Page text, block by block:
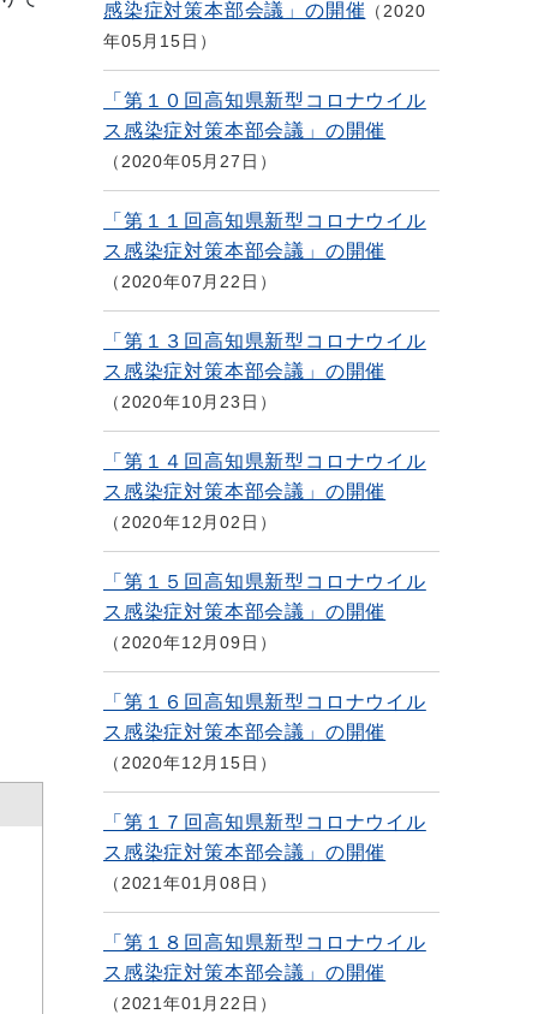
感染症対策本部会議」の開催
2020
年05月15日
「第１０回高知県新型コロナウイル
ス感染症対策本部会議」の開催
2020年05月27日
「第１１回高知県新型コロナウイル
ス感染症対策本部会議」の開催
2020年07月22日
「第１３回高知県新型コロナウイル
ス感染症対策本部会議」の開催
2020年10月23日
「第１４回高知県新型コロナウイル
ス感染症対策本部会議」の開催
2020年12月02日
「第１５回高知県新型コロナウイル
ス感染症対策本部会議」の開催
2020年12月09日
「第１６回高知県新型コロナウイル
ス感染症対策本部会議」の開催
2020年12月15日
「第１７回高知県新型コロナウイル
ス感染症対策本部会議」の開催
2021年01月08日
「第１８回高知県新型コロナウイル
ス感染症対策本部会議」の開催
2021年01月22日